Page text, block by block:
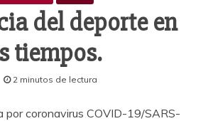
del deporte en
tiempos.
2 minutos de lectura
por coronavirus COVID-19/SARS-